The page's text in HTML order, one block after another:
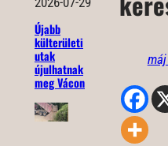
Újabb
külterületi
utak
újulhatnak
meg Vácon